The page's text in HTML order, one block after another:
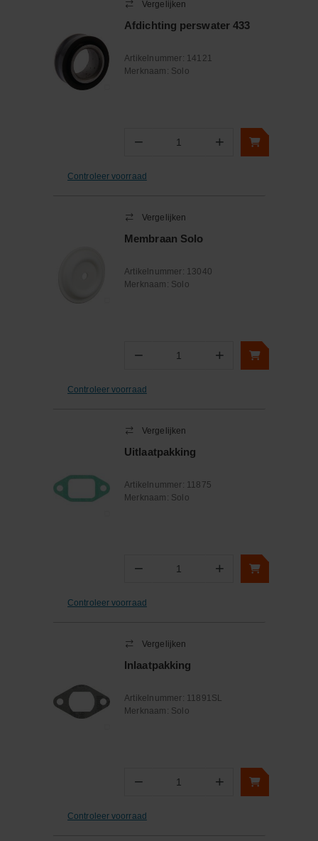
Vergelijken
Afdichting perswater 433
Artikelnummer: 14121
Merknaam: Solo
− Aantal +
Controleer voorraad
Vergelijken
Membraan Solo
Artikelnummer: 13040
Merknaam: Solo
− Aantal +
Controleer voorraad
Vergelijken
Uitlaatpakking
Artikelnummer: 11875
Merknaam: Solo
− Aantal +
Controleer voorraad
Vergelijken
Inlaatpakking
Artikelnummer: 11891SL
Merknaam: Solo
− Aantal +
Controleer voorraad